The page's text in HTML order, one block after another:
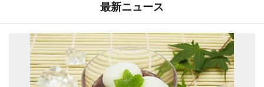
最新ニュース